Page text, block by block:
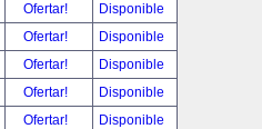
Ofertar!
Disponible
Ofertar!
Disponible
Ofertar!
Disponible
Ofertar!
Disponible
Ofertar!
Disponible